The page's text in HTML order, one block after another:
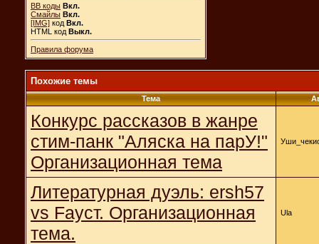
BB коды Вкл.
Смайлы Вкл.
[IMG] код Вкл.
HTML код Выкл.
Правила форума
Похожие темы
Тема
Конкурс рассказов в жанре
стим-панк "Аляска на парУ!"
Организационная тема
Литературная дуэль: ersh57
vs Fауст. Организационная
тема.
Ula